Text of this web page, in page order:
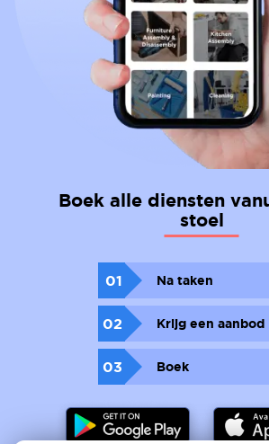
Boek alle diensten
stoel
01 Na taken
02 Krijg een aanbod
03 Boek